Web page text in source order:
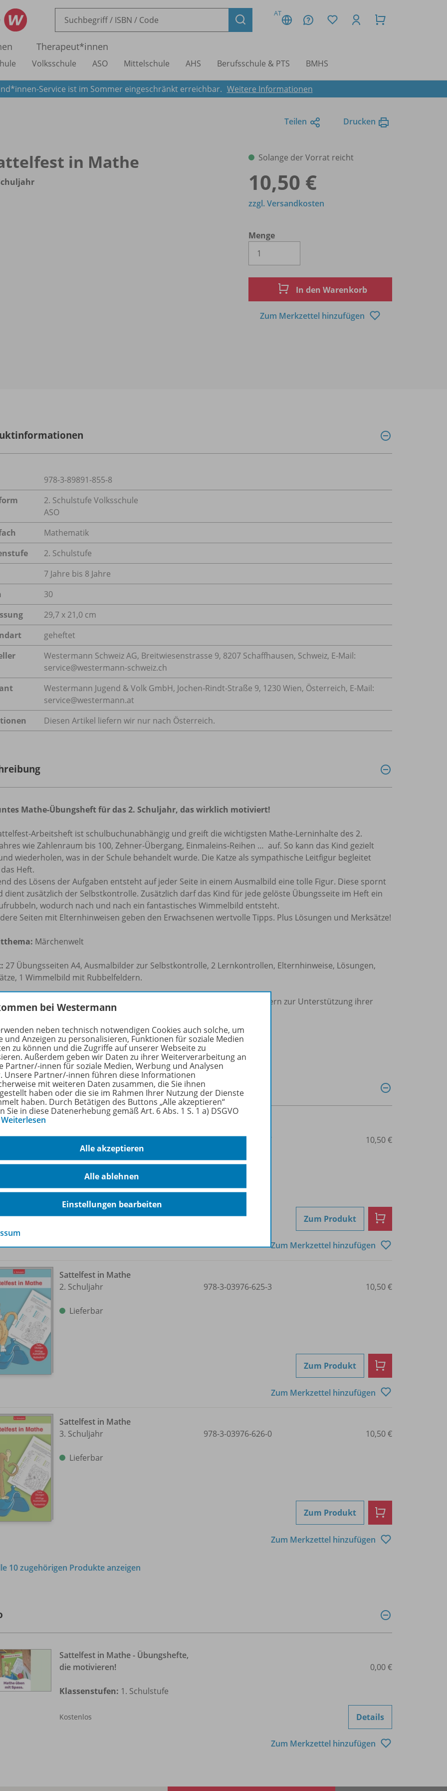
AT
Therapeut*innen
Volksschule ASO Mittelschule AHS Berufsschule & PTS BMHS
Service ist im Sommer eingeschränkt erreichbar. Weitere Informationen
Teilen Drucken
in Mathe Solange der Vorrat reicht
10,50 €
Menge
zzgl. Versandkosten
In den Warenkorb
Zum Merkzettel hinzufügen
978-3-89891-855-8
2. Schulstufe Volksschule
ASO
Mathematik
2. Schulstufe
7 Jahre bis 8 Jahre
30
29,7 x 21,0 cm
geheftet
Westermann Schweiz AG, Breitwiesenstrasse 9, 8207 Schaffhausen, Schweiz, E-Mail:
service@westermann-schweiz.ch
Westermann Jugend & Volk GmbH, Jochen-Rindt-Straße 9, 1230 Wien, Österreich, E-Mail:
service@westermann.at
Diesen Artikel liefern wir nur nach Österreich.
Mathe-Übungsheft für das 2. Schuljahr, das wirklich motiviert!
Arbeitsheft ist schulbuchunabhängig und greift die wichtigsten Mathe-Lerninhalte des 2.
wie Zahlenraum bis 100, Zehner-Übergang, Einmaleins-Reihen … auf. So kann das Kind gezielt
wiederholen, was in der Schule behandelt wurde. Die Katze als sympathische Leitfigur begleitet
Heft.
des Lösens der Aufgaben entsteht auf jeder Seite in einem Ausmalbild eine tolle Figur. Diese spornt
dient zusätzlich der Selbstkontrolle. Zusätzlich darf das Kind für jede gelöste Übungsseite im Heft ein
wodurch nach und nach ein fantastisches Wimmelbild entsteht.
Seiten mit Elternhinweisen geben den Erwachsenen wertvolle Tipps. Plus Lösungen und Merksätze!
Märchenwelt
27 Übungsseiten A4, Ausmalbilder zur Selbstkontrolle, 2 Lernkontrollen, Elternhinweise, Lösungen,
1 Wimmelbild mit Rubbelfeldern.
für:
individuelle Förderung, Regelklassen, Kleingruppen, ideal für Eltern zur Unterstützung ihrer
zu Hause.
Sie mehr über die Reihe
Produkte
1. Schuljahr
Solange der Vorrat reicht
978-3-89891-849-7 10,50 €
Zum Produkt
Zum Merkzettel hinzufügen
Sattelfest in Mathe
2. Schuljahr
Lieferbar
978-3-03976-625-3 10,50 €
Zum Produkt
Zum Merkzettel hinzufügen
Sattelfest in Mathe
3. Schuljahr
Lieferbar
978-3-03976-626-0 10,50 €
Zum Produkt
Zum Merkzettel hinzufügen
10 zugehörigen Produkte anzeigen
Sattelfest in Mathe - Übungshefte,
die motivieren!
Klassenstufen: 1. Schulstufe
Kostenlos
0,00 €
Details
Zum Merkzettel hinzufügen
bei Westermann
neben technisch notwendigen Cookies auch solche, um
und Anzeigen zu personalisieren, Funktionen für soziale Medien
zu können und die Zugriffe auf unserer Webseite zu
Außerdem geben wir Daten zu ihrer Weiterverarbeitung an
Partner/-innen für soziale Medien, Werbung und Analysen
Unsere Partner/-innen führen diese Informationen
mit weiteren Daten zusammen, die Sie ihnen
haben oder die sie im Rahmen Ihrer Nutzung der Dienste
haben. Durch Betätigen des Buttons „Alle akzeptieren“
Sie in diese Datenerhebung gemäß Art. 6 Abs. 1 S. 1 a) DSGVO
Weiterlesen
Alle akzeptieren
Alle ablehnen
Einstellungen bearbeiten